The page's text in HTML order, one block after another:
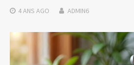
4 ANS AGO ADMIN6